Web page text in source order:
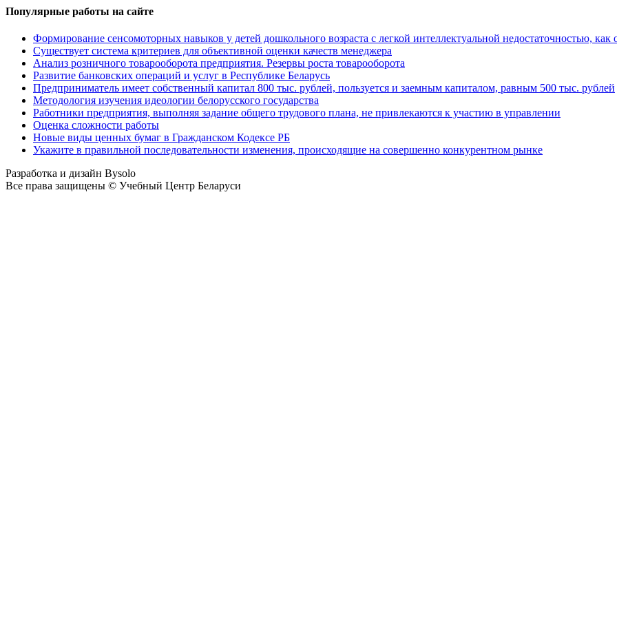
Популярные работы на сайте
Формирование сенсомоторных навыков у детей дошкольного возраста с легкой интеллектуальной недостаточностью,
Существует система критериев для объективной оценки качеств менеджера
Анализ розничного товарооборота предприятия. Резервы роста товарооборота
Развитие банковских операций и услуг в Республике Беларусь
Предприниматель имеет собственный капитал 800 тыс. рублей, пользуется и заемным капиталом, равным 500 тыс. рублей
Методология изучения идеологии белорусского государства
Работники предприятия, выполняя задание общего трудового плана, не привлекаются к участию в управлении
Оценка сложности работы
Новые виды ценных бумаг в Гражданском Кодексе РБ
Укажите в правильной последовательности изменения, происходящие на совершенно конкурентном рынке
Разработка и дизайн Bysolo
Все права защищены © Учебный Центр Беларуси